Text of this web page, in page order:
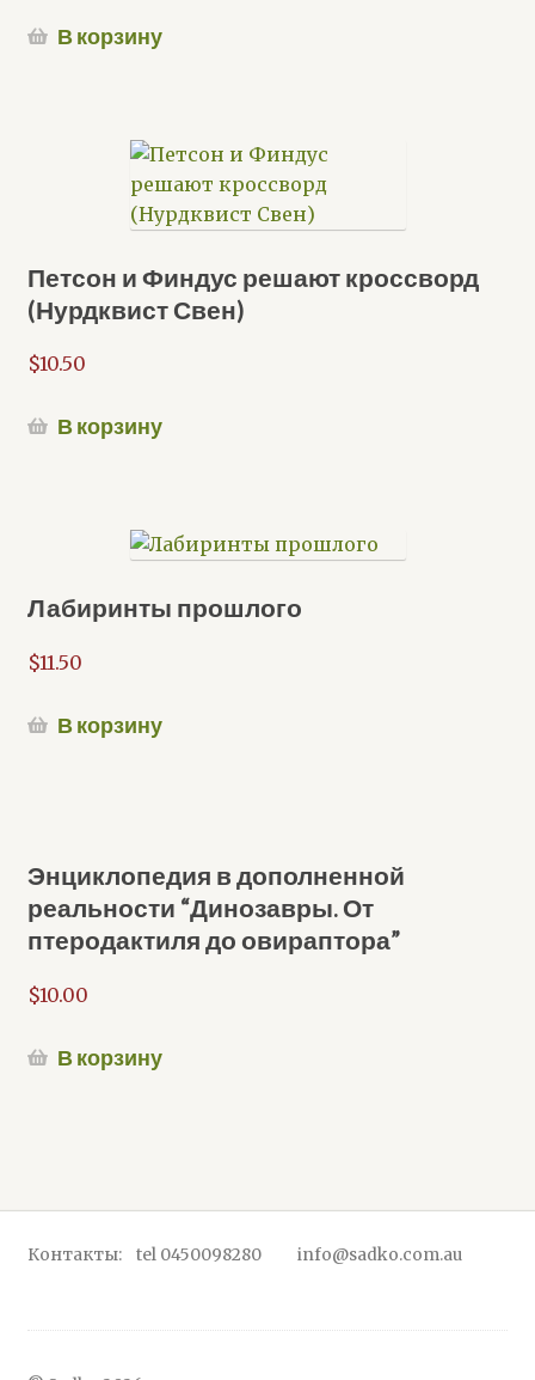
В корзину
Петсон и Финдус решают кроссворд
(Нурдквист Свен)
$10.50
В корзину
Лабиринты прошлого
$11.50
В корзину
Энциклопедия в дополненной
реальности “Динозавры. От
птеродактиля до овираптора”
$10.00
В корзину
Контакты: tel 0450098280 info@sadko.com.au